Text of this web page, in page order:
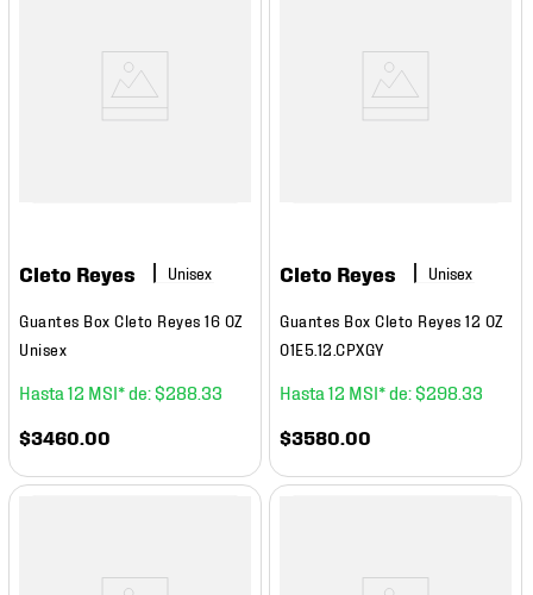
Cleto Reyes
Guantes Box Cleto Reyes 16 OZ
Unisex
12 $288 33
$3460 .00
Cleto Reyes
Guantes Box Cleto Reyes 12 OZ
01E5.12.CPXGY
12 $298 33
$3580 .00